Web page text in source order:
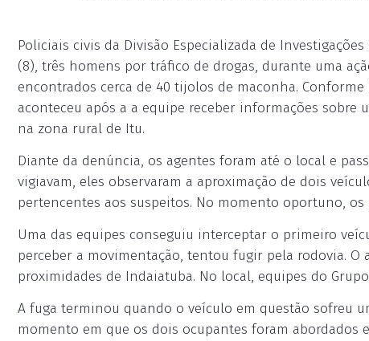
Policiais civis da Divisão Especializada de
(8), três homens por tráfico de drogas, durante uma
encontrados cerca de 40 tijolos de maconha.
aconteceu após a a equipe receber informações
na zona rural de Itu.
Diante da denúncia, os agentes foram até o local e
vigiavam, eles observaram a aproximação de dois
pertencentes aos suspeitos. No momento oportuno,
Uma das equipes conseguiu interceptar o primeiro
perceber a movimentação, tentou fugir pela rodovia. O
proximidades de Indaiatuba. No local, equipes do
A fuga terminou quando o veículo em questão sofreu
momento em que os dois ocupantes foram abordados